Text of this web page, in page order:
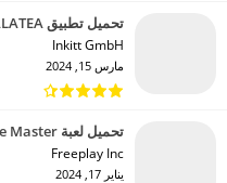
تحميل تطبيق GALATEA مهكر للاندرويد 2024
Inkitt GmbH‏
مارس 15, 2024
تحميل لعبة Ride Master مهكرة للاندرويد 2024
Freeplay Inc‏
يناير 17, 2024